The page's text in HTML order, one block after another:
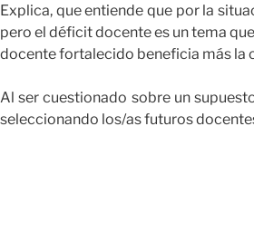
Explica, que entiende que por la
pero el déficit docente es un tema
docente fortalecido beneficia más la
Al ser cuestionado sobre un
seleccionando los/as futuros